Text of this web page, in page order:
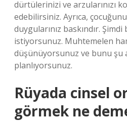
dürtülerinizi ve arzularınızı
edebilirsiniz. Ayrıca,
duygularınız baskındır.
istiyorsunuz. Muhtemelen
düşünüyorsunuz ve bunu şu
planlıyorsunuz.
Rüyada cinsel
görmek ne